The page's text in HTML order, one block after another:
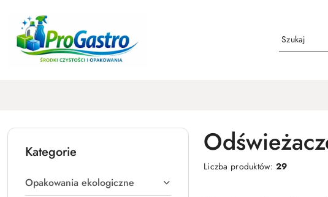
Przejdź do treści głównej
Przejdź do wyszukiwarki
Przejdź do moje konto
Przejdź do menu głównego
Przejdź do stopki
Kategorie
Opakowania ekologiczne
Liczba produktów:29